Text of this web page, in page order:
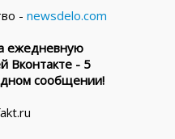
- newsdelo.com
ежедневную
Вконтакте - 5
сообщении!